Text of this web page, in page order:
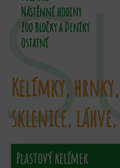
Nástěnné hodiny
Zoo Bločky a Deníky
Ostatní
Kelímky,
sklenice,
Plastový kelímek